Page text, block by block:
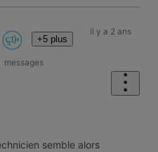
+5 plus
messages
il y a 2 ans
semble alors